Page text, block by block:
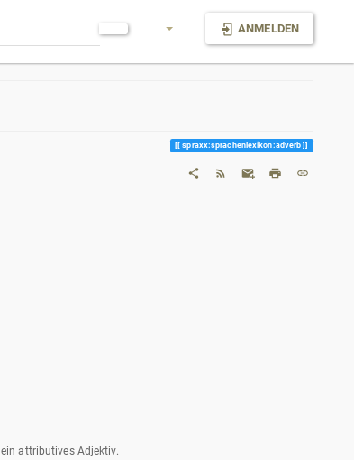
ANMELDEN
spraxx:sprachenlexikon:adverb
ein attributives Adjektiv.